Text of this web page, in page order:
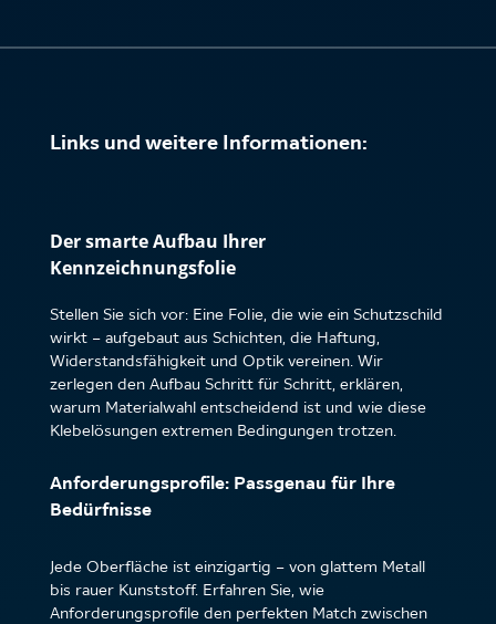
Links und weitere Informationen:
Der smarte Aufbau Ihrer
Kennzeichnungsfolie
Stellen Sie sich vor: Eine Folie, die wie ein Schutzschild
wirkt – aufgebaut aus Schichten, die Haftung,
Widerstandsfähigkeit und Optik vereinen. Wir
zerlegen den Aufbau Schritt für Schritt, erklären,
warum Materialwahl entscheidend ist und wie diese
Klebelösungen extremen Bedingungen trotzen.
Anforderungsprofile: Passgenau für Ihre
Bedürfnisse
Jede Oberfläche ist einzigartig – von glattem Metall
bis rauer Kunststoff. Erfahren Sie, wie
Anforderungsprofile den perfekten Match zwischen